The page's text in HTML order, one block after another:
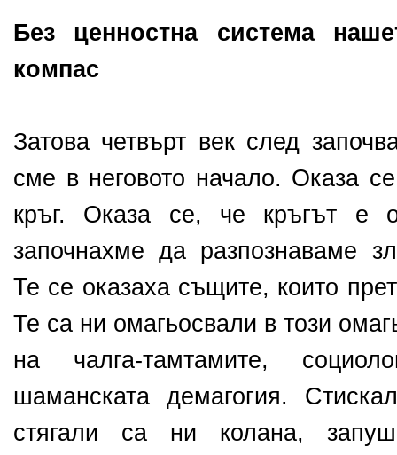
Без ценностна система
компас
Затова четвърт век след
сме в неговото начало. Оказа
кръг. Оказа се, че кръгът е
започнахме да разпознаваме
Те се оказаха същите, които
Те са ни омагьосвали в този
на чалга-тамтамите,
шаманската демагогия.
стягали са ни колана,